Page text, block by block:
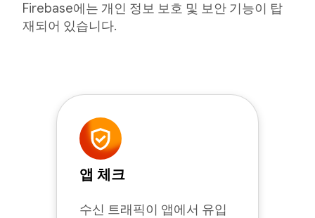
Firebase에는 개인 정보 보호 및 보안 기능이 탑
재되어 있습니다.
앱 체크
수신 트래픽이 앱에서 유입